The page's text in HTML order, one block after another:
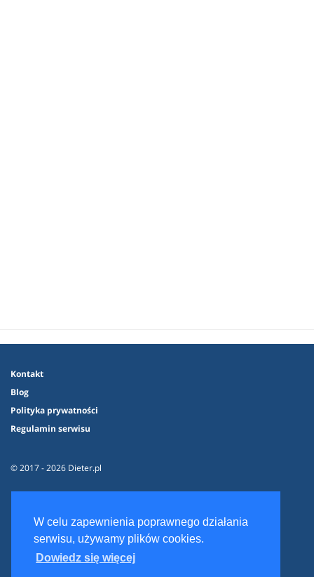
W celu zapewnienia poprawnego działania
serwisu, używamy plików cookies.
Dowiedz się więcej
Kontakt
Blog
Polityka prywatności
Regulamin serwisu
© 2017 - 2026 Dieter.pl